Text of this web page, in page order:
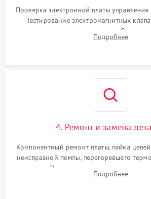
Проверка электронной платы
Тестирование электромагнитных
температуры и расходомера. Оценка
жерновов кофемолки, уплотнительных
Подробнее
4. Ремонт и замена
Компонентный ремонт платы, пайка
неисправной помпы, перегоревшего
жерновов. Установка новых силиконовых
ring) и тефлоновых трубок для
Подробнее